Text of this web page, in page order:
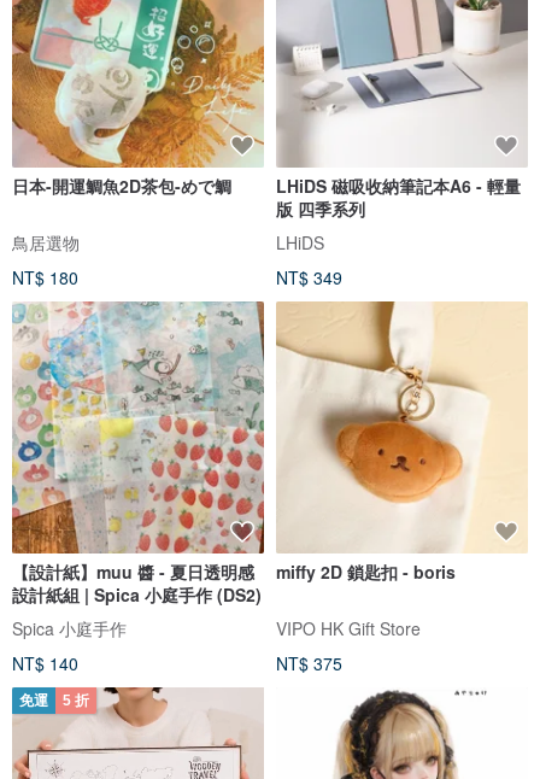
日本-開運鯛魚2D茶包-めで鯛
鳥居選物
NT$ 180
LHiDS 磁吸收納筆記本A6 - 輕量
版 四季系列
LHiDS
NT$ 349
【設計紙】muu 醬 - 夏日透明感
設計紙組 | Spica 小庭手作 (DS2)
Spica 小庭手作
NT$ 140
miffy 2D 鎖匙扣 - boris
VIPO HK Gift Store
NT$ 375
免運 5 折